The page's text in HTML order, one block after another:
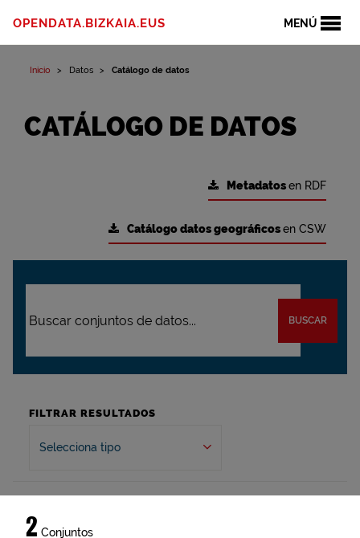
MENÚ
OPENDATA.BIZKAIA.EUS
Inicio Datos Catálogo de datos
CATÁLOGO DE DATOS
Metadatosen RDF
Catálogo datos geográficosen CSW
BUSCAR
FILTRAR RESULTADOS
Selecciona tipo
2 Conjuntos